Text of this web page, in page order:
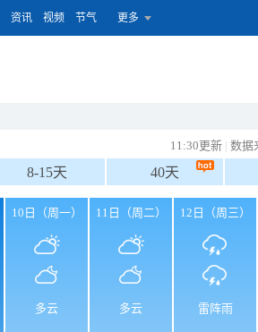
资讯 视频 节气 更多
11:30更新 | 数据
8-15天 40天
10日（周一）
多云
11日（周二）
多云
12日（周三）
雷阵雨